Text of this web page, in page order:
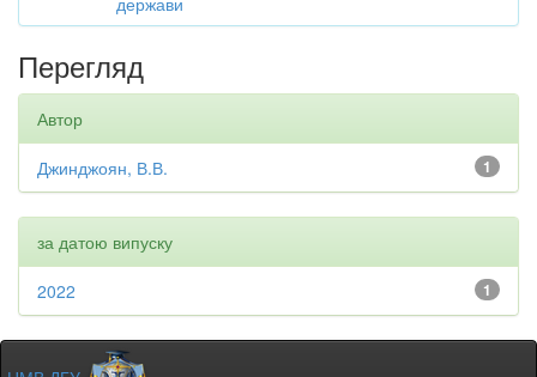
Перегляд
Автор
1
Джинджоян, В.В.
за датою випуску
1
2022